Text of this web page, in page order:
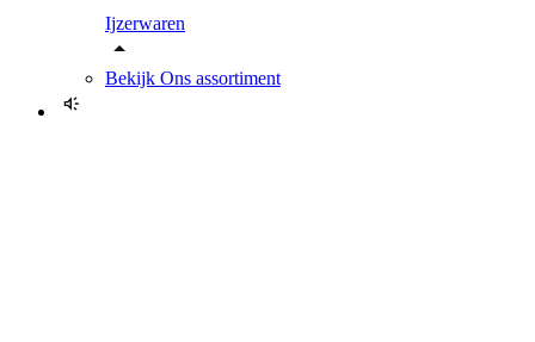
Ijzerwaren
Bekijk Ons assortiment